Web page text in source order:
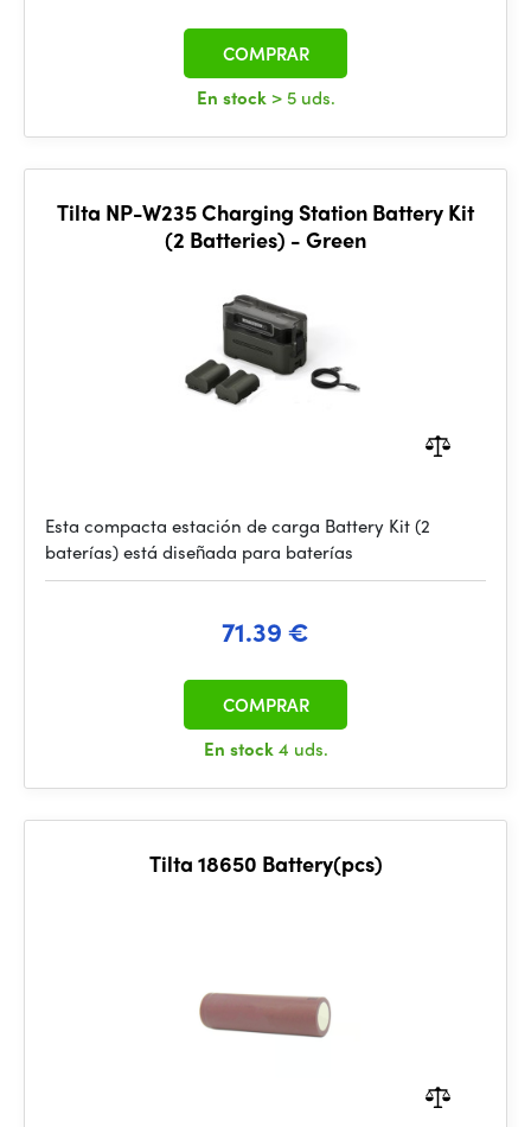
En stock > 5 uds.
COMPRAR
Tilta NP-W235 Charging Station Battery Kit
(2 Batteries) - Green
Esta compacta estación de carga Battery Kit (2
baterías) está diseñada para baterías
71.39 €
En stock4 uds.
COMPRAR
Tilta 18650 Battery(pcs)